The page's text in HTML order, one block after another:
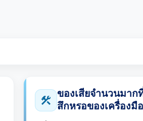
construction ของเสียจำนวนมาก
สึกหรอของเครื่องมือ